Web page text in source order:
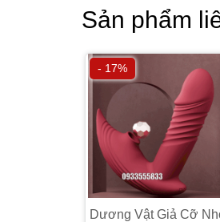
Sản phẩm
- 17%
Dương Vật Giả Cỡ